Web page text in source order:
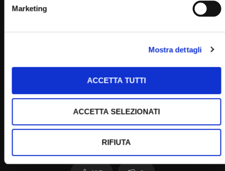
Marketing
Mostra dettagli
ACCETTA TUTTI
ACCETTA SELEZIONATI
RIFIUTA
Media:0]